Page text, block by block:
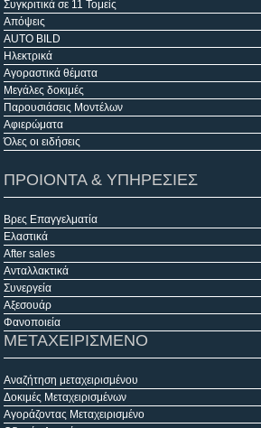
Συγκριτικά σε 11 Τομείς
Απόψεις
AUTO BILD
Ηλεκτρικά
Αγοραστικά θέματα
Μεγάλες δοκιμές
Παρουσιάσεις Μοντέλων
Αφιερώματα
Όλες οι ειδήσεις
ΠΡΟΙΟΝΤΑ & ΥΠΗΡΕΣΙΕΣ
Βρες Επαγγελματία
Ελαστικά
After sales
Ανταλλακτικά
Συνεργεία
Αξεσουάρ
Φανοποιεία
ΜΕΤΑΧΕΙΡΙΣΜΕΝΟ
Αναζήτηση μεταχειρισμένου
Δοκιμές Μεταχειρισμένων
Αγοράζοντας Μεταχειρισμένο